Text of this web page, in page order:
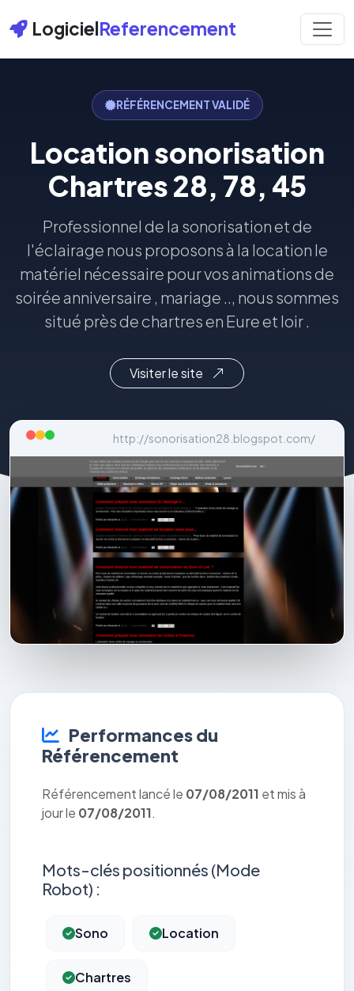
LogicielReferencement
RÉFÉRENCEMENT VALIDÉ
Location sonorisation
Chartres 28, 78, 45
Professionnel de la sonorisation et de
l'éclairage nous proposons à la location le
matériel nécessaire pour vos animations de
soirée anniversaire , mariage .., nous sommes
situé près de chartres en Eure et loir .
Visiter le site
http://sonorisation28.blogspot.com/
Performances du
Référencement
Référencement lancé le 07/08/2011 et mis à
jour le 07/08/2011.
Mots-clés positionnés (Mode
Robot) :
Sono Location
Chartres